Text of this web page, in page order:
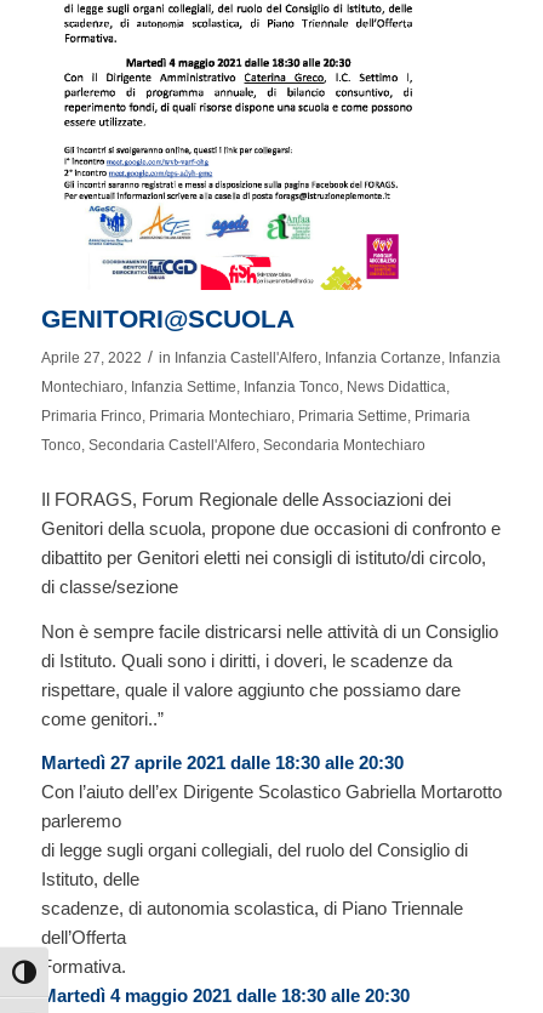
Attiva/disattiva alto contrasto
GENITORI@SCUOLA
Aprile 27, 2022 / in Infanzia Castell'Alfero, Infanzia Cortanze, Infanzia
Montechiaro, Infanzia Settime, Infanzia Tonco, News Didattica,
Primaria Frinco, Primaria Montechiaro, Primaria Settime, Primaria
Tonco, Secondaria Castell'Alfero, Secondaria Montechiaro
Il FORAGS, Forum Regionale delle Associazioni dei
Genitori della scuola, propone due occasioni di confronto e
dibattito per Genitori eletti nei consigli di istituto/di circolo,
di classe/sezione
Non è sempre facile districarsi nelle attività di un Consiglio
di Istituto. Quali sono i diritti, i doveri, le scadenze da
rispettare, quale il valore aggiunto che possiamo dare
come genitori..”
Martedì 27 aprile 2021 dalle 18:30 alle 20:30
Con l’aiuto dell’ex Dirigente Scolastico Gabriella Mortarotto
parleremo
di legge sugli organi collegiali, del ruolo del Consiglio di
Istituto, delle
scadenze, di autonomia scolastica, di Piano Triennale
dell’Offerta
Formativa.
Martedì 4 maggio 2021 dalle 18:30 alle 20:30